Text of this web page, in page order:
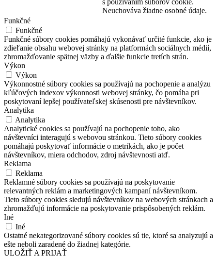
Neuchováva žiadne osobné údaje.
Funkčné
Funkčné
Funkčné súbory cookies pomáhajú vykonávať určité funkcie, ako je
zdieľanie obsahu webovej stránky na platformách sociálnych médií,
zhromažďovanie spätnej väzby a ďalšie funkcie tretích strán.
Výkon
Výkon
Výkonnostné súbory cookies sa používajú na pochopenie a analýzu
kľúčových indexov výkonnosti webovej stránky, čo pomáha pri
poskytovaní lepšej používateľskej skúsenosti pre návštevníkov.
Analytika
Analytika
Analytické cookies sa používajú na pochopenie toho, ako
návštevníci interagujú s webovou stránkou. Tieto súbory cookies
pomáhajú poskytovať informácie o metrikách, ako je počet
návštevníkov, miera odchodov, zdroj návštevnosti atď.
Reklama
Reklama
Reklamné súbory cookies sa používajú na poskytovanie
relevantných reklám a marketingových kampaní návštevníkom.
Tieto súbory cookies sledujú návštevníkov na webových stránkach a
zhromažďujú informácie na poskytovanie prispôsobených reklám.
Iné
Iné
Ostatné nekategorizované súbory cookies sú tie, ktoré sa analyzujú a
ešte neboli zaradené do žiadnej kategórie.
ULOŽIŤ A PRIJAŤ